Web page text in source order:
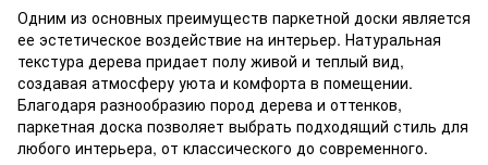
Одним из основных преимуществ паркетной доски является
ее эстетическое воздействие на интерьер. Натуральная
текстура дерева придает полу живой и теплый вид,
создавая атмосферу уюта и комфорта в помещении.
Благодаря разнообразию пород дерева и оттенков,
паркетная доска позволяет выбрать подходящий стиль для
любого интерьера, от классического до современного.